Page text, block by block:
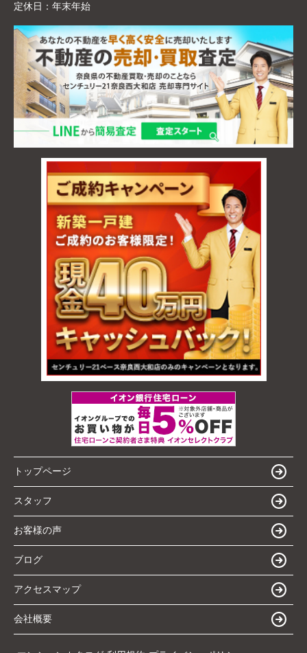
定休日： 年末年始
トップページ
スタッフ
お客様の声
ブログ
アクセスマップ
会社概要